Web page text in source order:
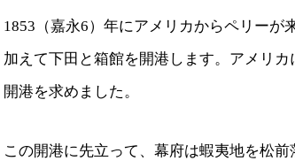
1853（嘉永6）年にアメリカからペリーが
加えて下田と箱館を開港します。アメリ
開港を求めました。
この開港に先立って、幕府は蝦夷地を松